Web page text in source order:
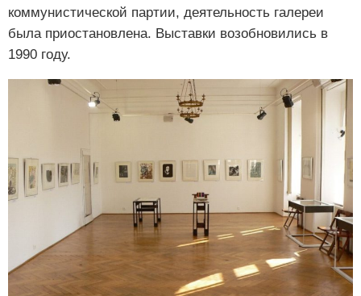
коммунистической партии, деятельность галереи
была приостановлена. Выставки возобновились в
1990 году.